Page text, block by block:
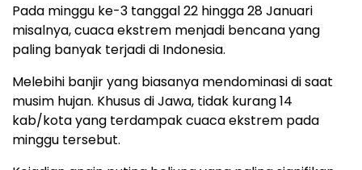
Pada minggu ke-3 tanggal 22 hingga 28 Januari
misalnya, cuaca ekstrem menjadi bencana yang
paling banyak terjadi di Indonesia.
Melebihi banjir yang biasanya mendominasi di saat
musim hujan. Khusus di Jawa, tidak kurang 14
kab/kota yang terdampak cuaca ekstrem pada
minggu tersebut.